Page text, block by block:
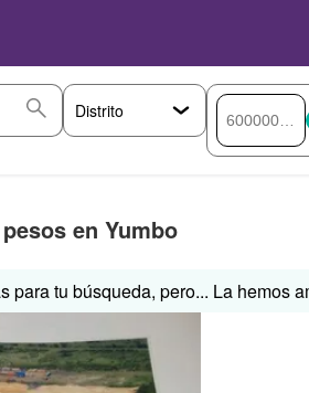
en Yumbo
para tu búsqueda, pero... La hemos